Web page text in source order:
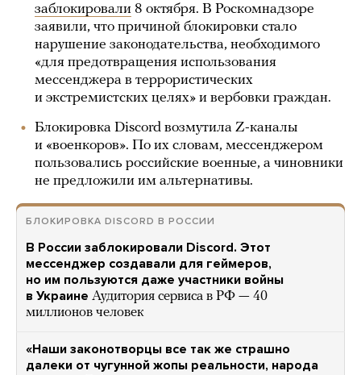
заблокировали 8 октября. В Роскомнадзоре
заявили, что причиной блокировки стало
нарушение законодательства, необходимого
«для предотвращения использования
мессенджера в террористических
и экстремистских целях» и вербовки граждан.
Блокировка Discord возмутила Z-каналы
и «военкоров». По их словам, мессенджером
пользовались российские военные, а чиновники
не предложили им альтернативы.
БЛОКИРОВКА DISCORD В РОССИИ
В России заблокировали Discord. Этот
мессенджер создавали для геймеров,
но им пользуются даже участники войны
в Украине Аудитория сервиса в РФ — 40
миллионов человек
«Наши законотворцы все так же страшно
далеки от чугунной жопы реальности, народа